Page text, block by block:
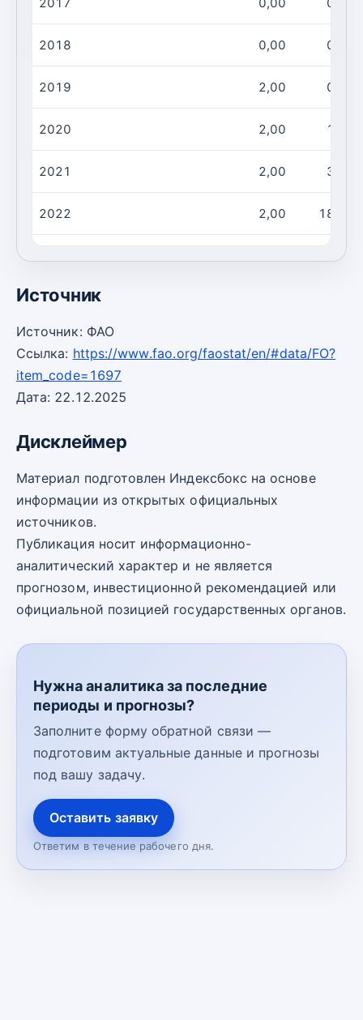
2018 0,00 0,00
2019 2,00 0,00
2020 2,00 1,00
2021 2,00 3,00
2022 2,00 18,00
1,00
Источник
Источник: ФАО
Ссылка: https://www.fao.org/faostat/en/#data/FO?
item_code=1697
Дата: 22.12.2025
Дисклеймер
Материал подготовлен Индексбокс на основе
информации из открытых официальных
источников.
Публикация носит информационно-
аналитический характер и не является
прогнозом, инвестиционной рекомендацией или
официальной позицией государственных органов.
Нужна аналитика за последние
периоды и прогнозы?
Заполните форму обратной связи —
подготовим актуальные данные и прогнозы
под вашу задачу.
Оставить заявку
Ответим в течение рабочего дня.